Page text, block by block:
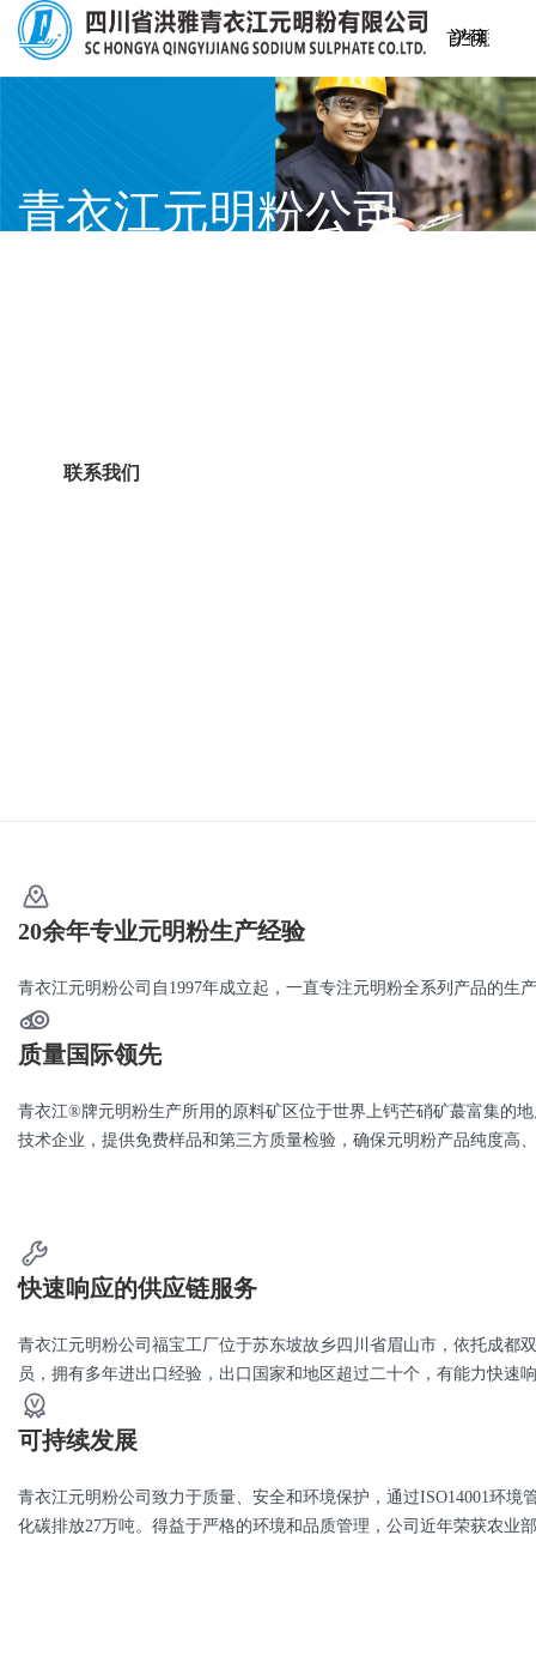
首
页
关
于
我
产
品
中
生
产
工
仓
储
物
可
持
续
新
闻
资
联
系
我
青衣江元明粉公司
联系我们
20余年专业元明粉生产经验
青衣江元明粉公司自1997年成立起，一直专注元明粉全系列产品的生
质量国际领先
青衣江®牌元明粉生产所用的原料矿区位于世界上钙芒硝矿蕞富集的
技术企业，提供免费样品和第三方质量检验，确保元明粉产品纯度高
快速响应的供应链服务
青衣江元明粉公司福宝工厂位于苏东坡故乡四川省眉山市，依托成都
员，拥有多年进出口经验，出口国家和地区超过二十个，有能力快
可持续发展
青衣江元明粉公司致力于质量、安全和环境保护，通过ISO14001环
化碳排放27万吨。得益于严格的环境和品质管理，公司近年荣获农业